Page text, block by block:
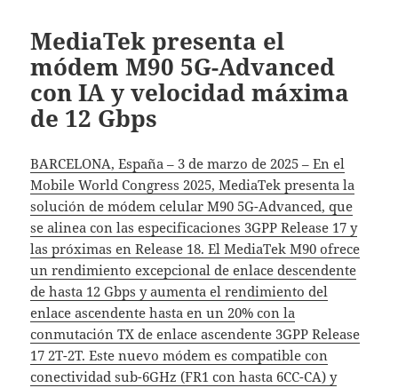
MediaTek presenta el
módem M90 5G-Advanced
con IA y velocidad máxima
de 12 Gbps
BARCELONA, España – 3 de marzo de 2025 – En el
Mobile World Congress 2025, MediaTek presenta la
solución de módem celular M90 5G-Advanced, que
se alinea con las especificaciones 3GPP Release 17 y
las próximas en Release 18. El MediaTek M90 ofrece
un rendimiento excepcional de enlace descendente
de hasta 12 Gbps y aumenta el rendimiento del
enlace ascendente hasta en un 20% con la
conmutación TX de enlace ascendente 3GPP Release
17 2T-2T. Este nuevo módem es compatible con
conectividad sub-6GHz (FR1 con hasta 6CC-CA) y